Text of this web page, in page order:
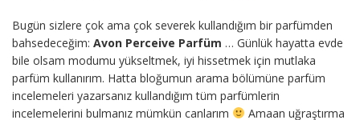
Bugün sizlere çok ama çok severek kullandığım bir parfümden
bahsedeceğim: Avon Perceive Parfüm … Günlük hayatta evde
bile olsam modumu yükseltmek, iyi hissetmek için mutlaka
parfüm kullanırım. Hatta bloğumun arama bölümüne parfüm
incelemeleri yazarsanız kullandığım tüm parfümlerin
incelemelerini bulmanız mümkün canlarım
Amaan uğraştırma